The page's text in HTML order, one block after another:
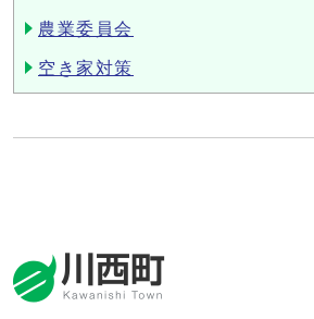
農業委員会
空き家対策